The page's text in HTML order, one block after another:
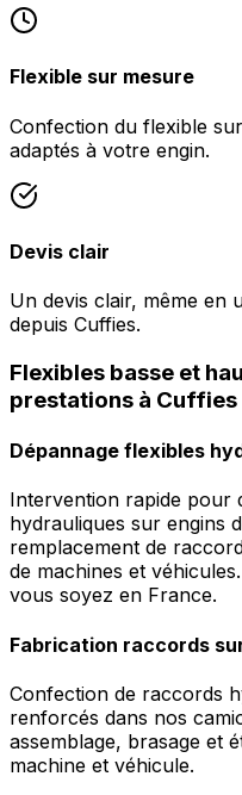
Flexible sur mesure
Confection du flexible
adaptés à votre engin.
Devis clair
Un devis clair, même en
depuis Cuffies.
Flexibles basse et
prestations à Cuffies
Dépannage flexibles
Intervention rapide pour
hydrauliques sur engins
remplacement de
de machines et
vous soyez en France.
Fabrication raccords
Confection de raccords
renforcés dans nos
assemblage, brasage et
machine et véhicule.